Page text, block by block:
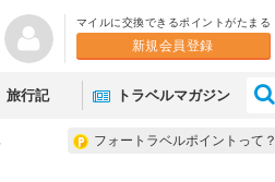
マイルに交換できるポイントがたまる
新規会員登録
旅行記 トラベルマガジン
フォートラベルポイントって？